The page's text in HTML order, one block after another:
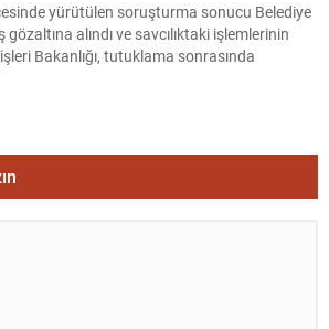
yürütülen soruşturma sonucu Belediye
alındı ve savcılıktaki işlemlerinin
Bakanlığı, tutuklama sonrasında
uzaklaştırdı. Soruşturma
“suç işlemek amacıyla örgüt kurma,